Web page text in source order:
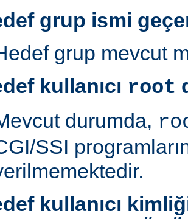
grup ismi
grup mevcut
kullanıcı root
durumda,
SSI
kullanıcı